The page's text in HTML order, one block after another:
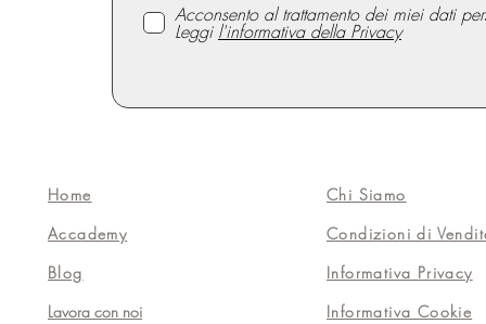
Acconsento al trattamento dei miei dati
Leggi l'informativa della Privacy
Home
Accademy
Blog
Lavora con noi
Chi Siamo
Condizioni di
Informativa Privacy
Informativa Cookie